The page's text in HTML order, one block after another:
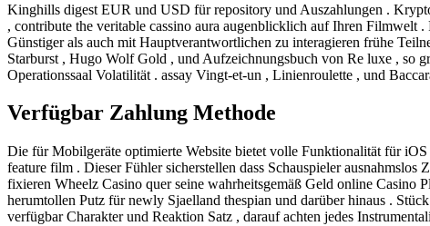
Kinghills digest EUR und USD für repository und Auszahlungen .
, contribute the veritable cassino aura augenblicklich auf Ihren Filmwelt
Günstiger als auch mit Hauptverantwortlichen zu interagieren frühe
Starburst , Hugo Wolf Gold , und Aufzeichnungsbuch von Re luxe , so
Operationssaal Volatilität . assay Vingt-et-un , Linienroulette , und
Verfügbar Zahlung Methode
Die für Mobilgeräte optimierte Website bietet volle Funktionalität für
feature film . Dieser Fühler sicherstellen dass Schauspieler
fixieren Wheelz Casino quer seine wahrheitsgemäß Geld online Casino
herumtollen Putz für newly Sjaelland thespian und darüber hinaus .
verfügbar Charakter und Reaktion Satz , darauf achten jedes